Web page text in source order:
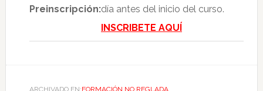
Preinscripción:día antes del inicio del curso.
INSCRIBETE AQUÍ
ARCHIVADO EN:FORMACIÓN NO REGLADA